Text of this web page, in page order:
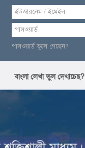
পাসওয়ার্ড ভুলে গেছেন?
বাংলা লেখা ভুল দেখাচেছ?